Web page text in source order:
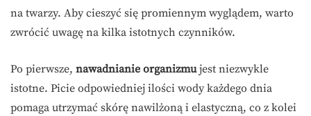
na twarzy. Aby cieszyć się promiennym wyglądem, warto
zwrócić uwagę na kilka istotnych czynników.
Po pierwsze, nawadnianie organizmujest niezwykle
istotne. Picie odpowiedniej ilości wody każdego dnia
pomaga utrzymać skórę nawilżoną i elastyczną, co z kolei